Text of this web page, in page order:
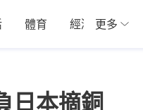
體育 經濟 01深圳
更多
日本摘銅